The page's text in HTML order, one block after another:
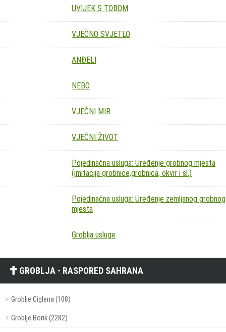
UVIJEK S TOBOM
VJEČNO SVJETLO
ANĐELI
NEBO
VJEČNI MIR
VJEČNI ŽIVOT
Pojedinačna usluga: Uređenje grobnog mjesta
(imitacija grobnice,grobnica, okvir i sl.)
Pojedinačna usluga: Uređenje zemljanog grobnog
mjesta
Groblja usluge
GROBLJA - RASPORED SAHRANA
Groblje Ciglena (108)
Groblje Borik (2282)